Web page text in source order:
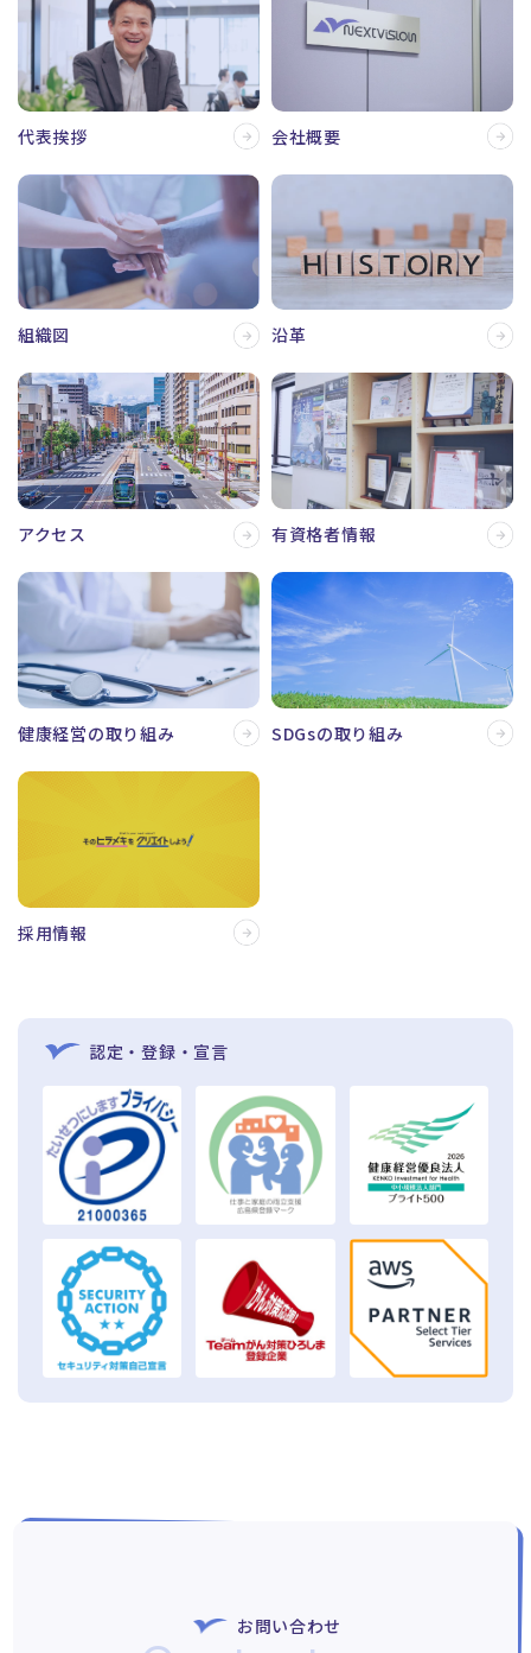
代表挨拶 会社概要
組織図 沿革
アクセス 有資格者情報
健康経営の取り組み SDGsの取り組み
採用情報
認定・登録・宣言
お問い合わせ